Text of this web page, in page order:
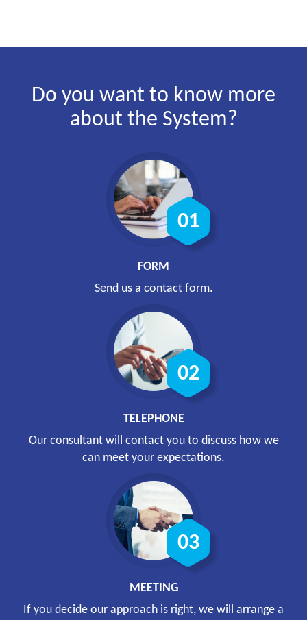
Do you want to know more
about the System?
FORM
Send us a contact form.
TELEPHONE
Our consultant will contact you to discuss how we
can meet your expectations.
MEETING
If you decide our approach is right, we will arrange a